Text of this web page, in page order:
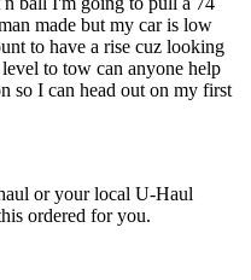
made but my car is low
to have a rise cuz looking
to tow can anyone help
so I can head out on my first
or your local U-Haul
ordered for you.